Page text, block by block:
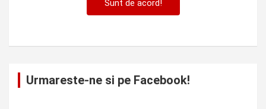
Sunt de acord!
Urmareste-ne si pe Facebook!